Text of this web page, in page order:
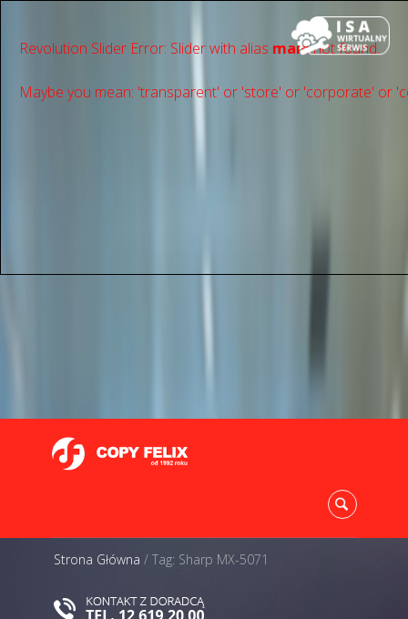
Revolution Slider Error: Slider with alias mainnot found.
Maybe you mean: 'transparent' or 'store' or 'сorporate' or
Strona Główna / Tag: Sharp MX-5071